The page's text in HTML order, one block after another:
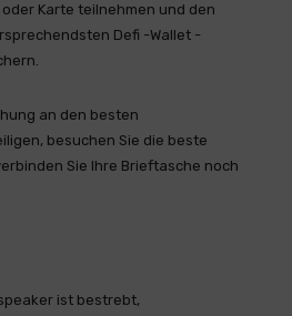
Karte teilnehmen und den
Defi -Wallet -
an den besten
besuchen Sie die beste
Sie Ihre Brieftasche noch
ist bestrebt,